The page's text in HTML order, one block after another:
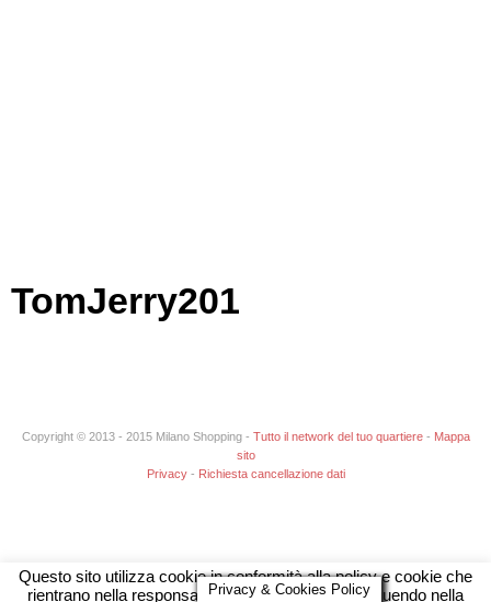
TomJerry201
Copyright © 2013 - 2015 Milano Shopping - Tutto il network del tuo quartiere- Mappa
sito
Privacy- Richiesta cancellazione dati
Questo sito utilizza cookie in conformità alla policy e cookie che
Privacy & Cookies Policy